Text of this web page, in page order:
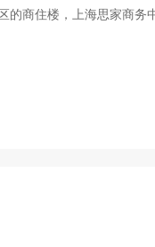
楼，上海思家商务中